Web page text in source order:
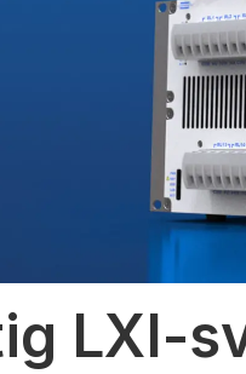
LXI-